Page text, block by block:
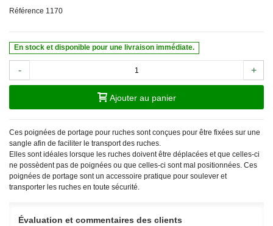
Référence 1170
En stock et disponible pour une livraison immédiate.
- +
Ajouter au panier
Ces poignées de portage pour ruches sont conçues pour être fixées sur une
sangle afin de faciliter le transport des ruches.
Elles sont idéales lorsque les ruches doivent être déplacées et que celles-ci
ne possèdent pas de poignées ou que celles-ci sont mal positionnées. Ces
poignées de portage sont un accessoire pratique pour soulever et
transporter les ruches en toute sécurité.
Évaluation et commentaires des clients